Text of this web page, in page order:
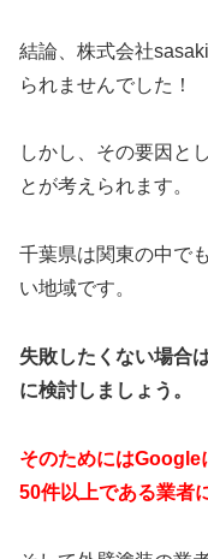
結論、株式会社
られませんでした！
しかし、その要因とし
とが考えられます。
千葉県は関東の中で
い地域です。
失敗したくない場合
に検討しましょう。
そのためにはGoogle
50件以上である業者